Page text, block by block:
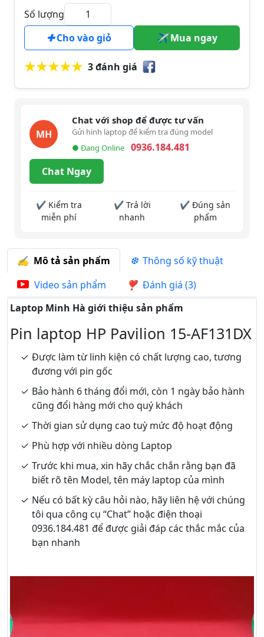
Số lượng
Cho vào giỏ
Mua ngay
3 đánh giá
MH
Chat với shop để được tư vấn
Gửi hình laptop để kiểm tra đúng model
● Đang Online
0936.184.481
Chat Ngay
✔ Kiểm tra
miễn phí
✔ Trả lời
nhanh
✔ Đúng sản
phẩm
Mô tả sản phẩm
Thông số kỹ thuật
Video sản phẩm
Đánh giá (3)
Laptop Minh Hà giới thiệu sản phẩm
Pin laptop HP Pavilion 15-AF131DX
Được làm từ linh kiện có chất lượng cao, tương
đương với pin gốc
Bảo hành 6 tháng đổi mới, còn 1 ngày bảo hành
cũng đổi hàng mới cho quý khách
Thời gian sử dụng cao tuỳ mức độ hoạt động
Phù hợp với nhiều dòng Laptop
Trước khi mua, xin hãy chắc chắn rằng bạn đã
biết rõ tên Model, tên máy laptop của mình
Nếu có bất kỳ câu hỏi nào, hãy liên hệ với chúng
tôi qua công cụ “Chat” hoặc điện thoại
0936.184.481 để được giải đáp các thắc mắc của
bạn nhanh